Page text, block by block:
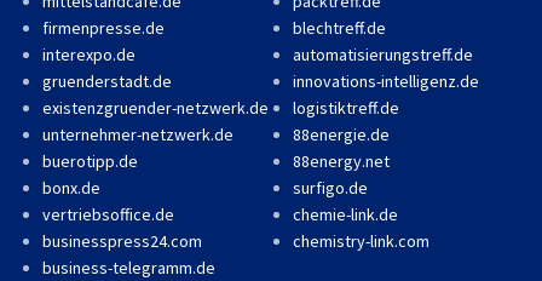
firmenpresse.de
interexpo.de
gruenderstadt.de
existenzgruender-netzwerk.de
unternehmer-netzwerk.de
buerotipp.de
bonx.de
vertriebsoffice.de
businesspress24.com
business-telegramm.de
blechtreff.de
automatisierungstreff.de
innovations-intelligenz.de
logistiktreff.de
88energie.de
88energy.net
surfigo.de
chemie-link.de
chemistry-link.com